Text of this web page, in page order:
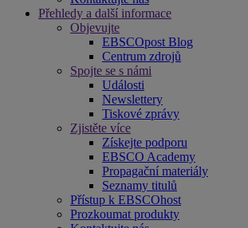
Přehledy a další informace
Objevujte
EBSCOpost Blog
Centrum zdrojů
Spojte se s námi
Události
Newslettery
Tiskové zprávy
Zjistěte více
Získejte podporu
EBSCO Academy
Propagační materiály
Seznamy titulů
Přístup k EBSCOhost
Prozkoumat produkty